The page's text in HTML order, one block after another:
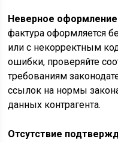
Неверное
фактура оформляется
или с некорректным
ошибки, проверяйте
требованиям
ссылок на нормы
данных контрагента.
Отсутствие